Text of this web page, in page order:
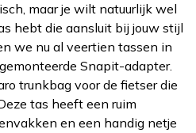
maar je wilt natuurlijk wel
hebt die aansluit bij jouw stijl
we nu al veertien tassen in
Snapit-adapter.
trunkbag voor de fietser die
tas heeft een ruim
en een handig netje